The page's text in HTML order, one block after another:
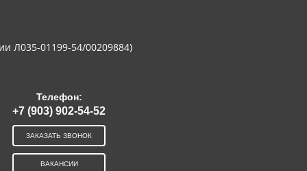
Л035-01199-54/00209884)
Телефон:
+7 (903) 902-54-52
ЗАКАЗАТЬ ЗВОНОК
ВАКАНСИИ